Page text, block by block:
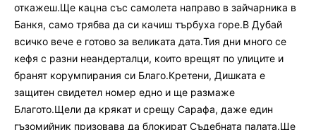
откажеш.Ще кацна със самолета направо в зайчарника в
Банкя, само трябва да си качиш търбуха горе.В Дубай
всичко вече е готово за великата дата.Тия дни много се
кефя с разни неандерталци, които врещят по улиците и
бранят корумпирания си Благо.Кретени, Дишката е
защитен свидетел номер едно и ще размаже
Благото.Щели да крякат и срещу Сарафа, даже един
гъзомийник призовава да блокират Съдебната палата.Ще